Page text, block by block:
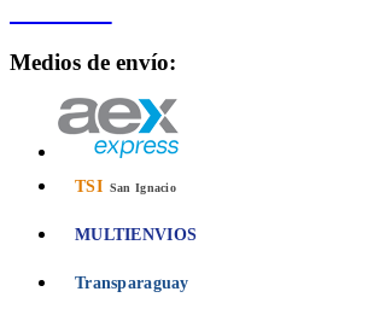
Medios de envío:
TSI San Ignacio
MULTIENVIOS
Transparaguay